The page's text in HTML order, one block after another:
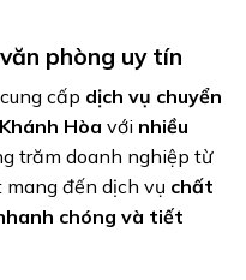
phòng uy tín
cấp dịch vụ chuyển
Hòa với nhiều
trăm doanh nghiệp từ
mang đến dịch vụ chất
chóng và tiết